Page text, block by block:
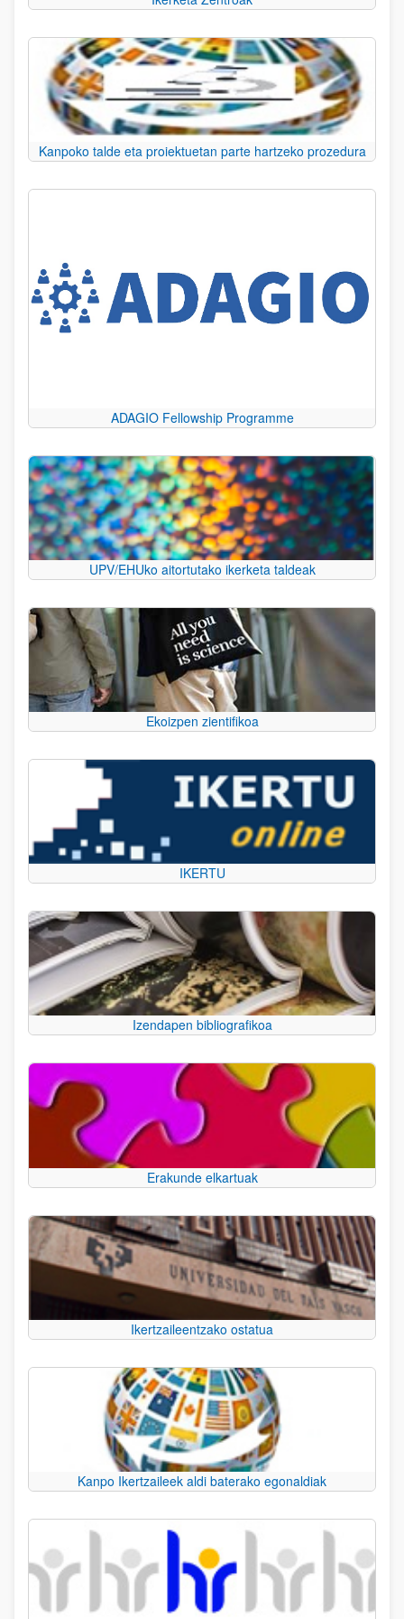
Kanpoko talde eta proiektuetan parte hartzeko prozedura
ADAGIO Fellowship Programme
UPV/EHUko aitortutako ikerketa taldeak
Ekoizpen zientifikoa
IKERTU
Izendapen bibliografikoa
Erakunde elkartuak
Ikertzaileentzako ostatua
Kanpo Ikertzaileek aldi baterako egonaldiak